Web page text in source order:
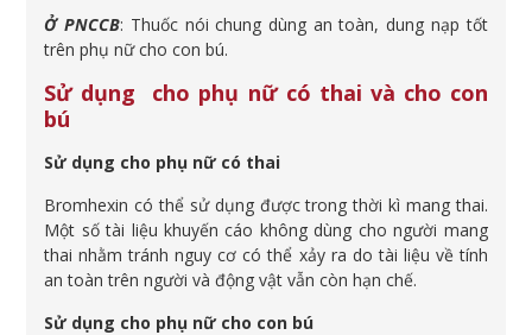
Ở PNCCB: Thuốc nói chung dùng an toàn, dung nạp tốt
trên phụ nữ cho con bú.
Sử dụng cho phụ nữ có thai và cho con
bú
Sử dụng cho phụ nữ có thai
Bromhexin có thể sử dụng được trong thời kì mang thai.
Một số tài liệu khuyến cáo không dùng cho người mang
thai nhằm tránh nguy cơ có thể xảy ra do tài liệu về tính
an toàn trên người và động vật vẫn còn hạn chế.
Sử dụng cho phụ nữ cho con bú